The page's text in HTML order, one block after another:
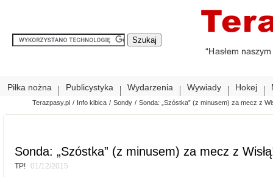
Piłka nożna Publicystyka Wydarzenia Wywiady Hokej
Terazpasy.pl / Info kibica / Sondy / Sonda: „Szóstka” (z minusem) za mecz z
Sonda: „Szóstka” (z minusem) za mecz z
TP! 01/12/2015